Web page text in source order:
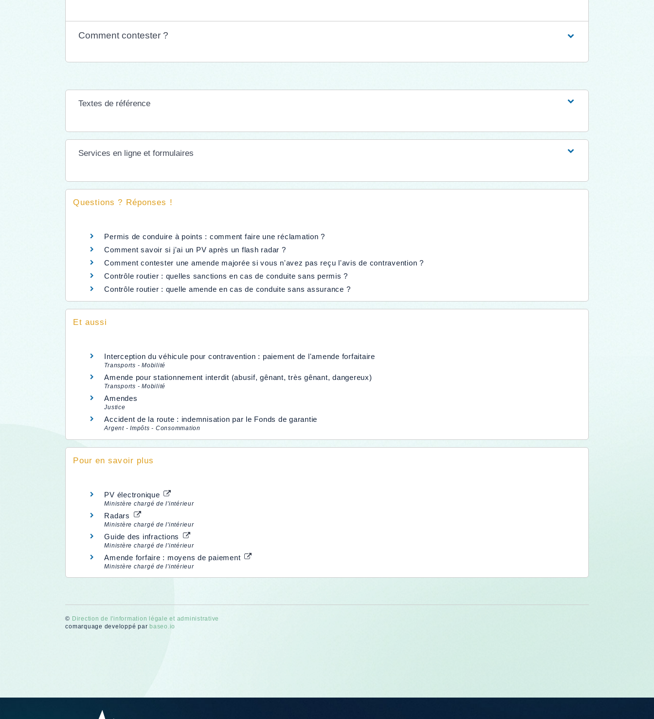
Comment contester ?
Textes de référence
Services en ligne et formulaires
Questions ? Réponses !
Permis de conduire à points : comment faire une réclamation ?
Comment savoir si j'ai un PV après un flash radar ?
Comment contester une amende majorée si vous n'avez pas reçu l'avis de contravention ?
Contrôle routier : quelles sanctions en cas de conduite sans permis ?
Contrôle routier : quelle amende en cas de conduite sans assurance ?
Et aussi
Interception du véhicule pour contravention : paiement de l'amende forfaitaire
Transports - Mobilité
Amende pour stationnement interdit (abusif, gênant, très gênant, dangereux)
Transports - Mobilité
Amendes
Justice
Accident de la route : indemnisation par le Fonds de garantie
Argent - Impôts - Consommation
Pour en savoir plus
PV électronique
Ministère chargé de l'intérieur
Radars
Ministère chargé de l'intérieur
Guide des infractions
Ministère chargé de l'intérieur
Amende forfaire : moyens de paiement
Ministère chargé de l'intérieur
© Direction de l'information légale et administrative
comarquage developpé parbaseo.io